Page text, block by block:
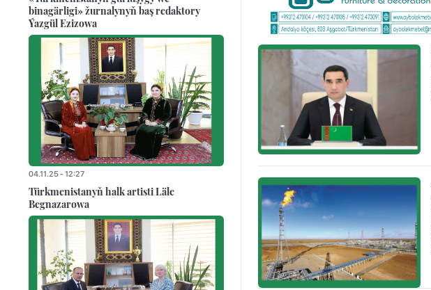
binagärligi» žurnalynyň baş redaktory
Ýazgül Ezizowa
04.11.25 - 12:27
Türkmenistanyň halk artisti Läle
Begnazarowa